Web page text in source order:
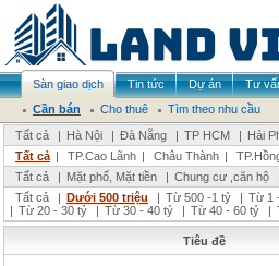
Sàn giao dịch Tin tức Dự án Tư
Cần bán
Cho thuê
Tìm theo nhu cầu
Tất cả
| Hà Nội | Đà Nẵng | TP HCM | Hải
Tất cả | TP.Cao Lãnh | Châu Thành |
Tất cả
| Mặt phố, Mặt tiền | Chung cư ,căn hộ
Tất cả
| Dưới 500 triệu | Từ 500 -1 tỷ | Từ 1
| Từ 20 - 30 tỷ | Từ 30 - 40 tỷ | Từ 40 - 60 tỷ |
Tiêu đề